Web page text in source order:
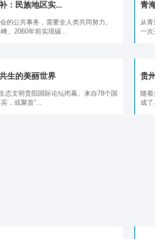
：民族地区实...
的公共事务，需要全人类共同努力。
、2060年前实现碳...
青
从
一次
生的美丽世界
态文明贵阳国际论坛闭幕。来自78个国
，或聚首“...
贵
随
成